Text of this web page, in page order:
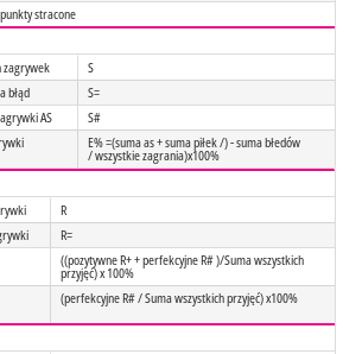
stracone
zagrywek
S
błąd
S=
AS
S#
E% =(suma as + suma piłek /) - suma błedów
/ wszystkie zagrania)x100%
R
R=
((pozytywne R+ + perfekcyjne R# )/Suma wszystkich
przyjęć) x 100%
(perfekcyjne R# / Suma wszystkich przyjęć) x100%